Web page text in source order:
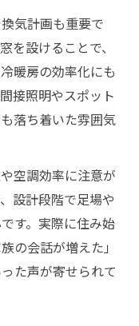
気計画も重要で
を設けることで、
暖房の効率化にも
接照明やスポット
落ち着いた雰囲気
空調効率に注意が
設計段階で足場や
す。実際に住み始
の会話が増えた」
た声が寄せられて